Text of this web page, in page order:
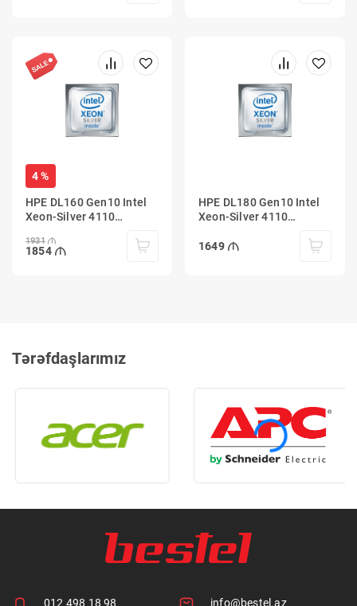
4 %
HPE DL160 Gen10 Intel
Xeon-Silver 4110
1931
1854
HPE DL180 Gen10 Intel
Xeon-Silver 4110
1649
Tərəfdaşlarımız
012 498 18 98 info@bestel.az